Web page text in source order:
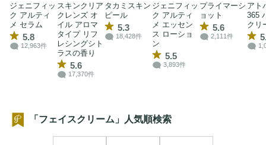
ジェニフィッ
ク アルティ
メ セラム
5.8
12,963件
スキンクリア
クレンズ オ
イル アロマ
タイプ リフ
レシングシト
ラスの香り
5.6
17,370件
タカミスキン
ピール
5.3
18,428件
ジェニフィッ
ク アルティ
メ エッセン
ス ローショ
ン
5.5
3,893件
プライマーシ
ョット
5.6
2,111件
アト
365
クリ
「フェイスクリーム」人気順検索